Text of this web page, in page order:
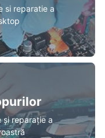
si reparatie a
și reparație a